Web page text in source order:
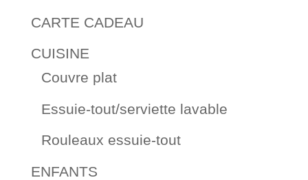
CARTE CADEAU
CUISINE
Couvre plat
Essuie-tout/serviette lavable
Rouleaux essuie-tout
ENFANTS